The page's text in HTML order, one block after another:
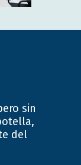
sin
del